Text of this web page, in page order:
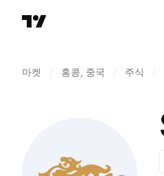
마켓 홍콩, 중국 주식